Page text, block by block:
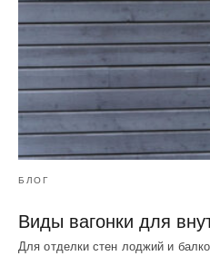
БЛОГ
Виды вагонки для
Для отделки стен лоджий и